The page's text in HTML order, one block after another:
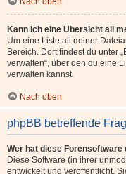
Kann ich eine Übersicht all
Um eine Liste all deiner
Bereich. Dort findest du unter
verwalten“, über den du eine
verwalten kannst.
Nach oben
phpBB betreffende
Wer hat diese Forensoftware
Diese Software (in ihrer
entwickelt und veröffentlicht.